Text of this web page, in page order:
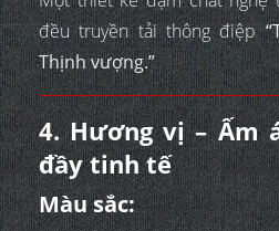
đều truyền tải thông điệp
Thịnh vượng.”
4. Hương vị – Ấm
đầy tinh tế
Màu sắc: